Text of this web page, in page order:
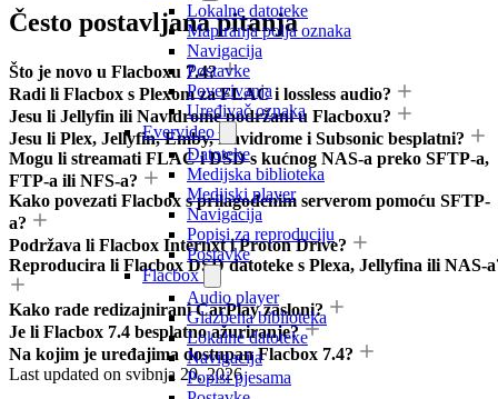
Lokalne datoteke
Mapiranja polja oznaka
Navigacija
Postavke
Povezivanja
Uređivač oznaka
Evervideo
Datoteke
Medijska biblioteka
Medijski player
Navigacija
Popisi za reproduciju
Postavke
Flacbox
Audio player
Glazbena biblioteka
Lokalne datoteke
Navigacija
Popisi pjesama
Često postavljana pitanja
Što je novo u Flacboxu 7.4?
Radi li Flacbox s Plexom za FLAC i lossless audio?
Jesu li Jellyfin ili Navidrome podržani u Flacboxu?
Jesu li Plex, Jellyfin, Emby, Navidrome i Subsonic besplatni?
Mogu li streamati FLAC i DSD s kućnog NAS-a preko SFTP-a,
FTP-a ili NFS-a?
Kako povezati Flacbox s prilagođenim serverom pomoću SFTP-
a?
Podržava li Flacbox Internxt i Proton Drive?
Reproducira li Flacbox DSD datoteke s Plexa, Jellyfina ili NAS-
Kako rade redizajnirani CarPlay zasloni?
Je li Flacbox 7.4 besplatno ažuriranje?
Na kojim je uređajima dostupan Flacbox 7.4?
Last updated on svibnja 20, 2026